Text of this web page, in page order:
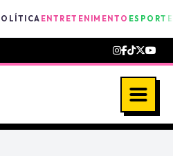
ENTRETENIMENTO